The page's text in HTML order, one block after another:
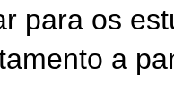
para os
a